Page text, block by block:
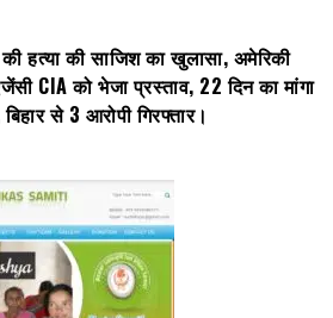
की हत्या की साजिश का खुलासा, अमेरिकी
CIA को भेजा प्रस्ताव, 22 दिन का मांगा
से 3 आरोपी गिरफ्तार।